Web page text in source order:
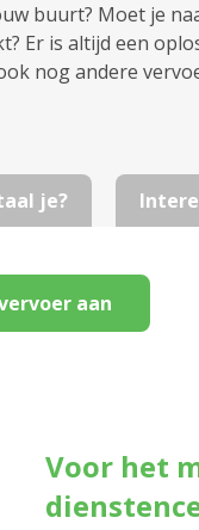
buurt? Moet je
Er is altijd een
nog andere
aan
Voor het
je?